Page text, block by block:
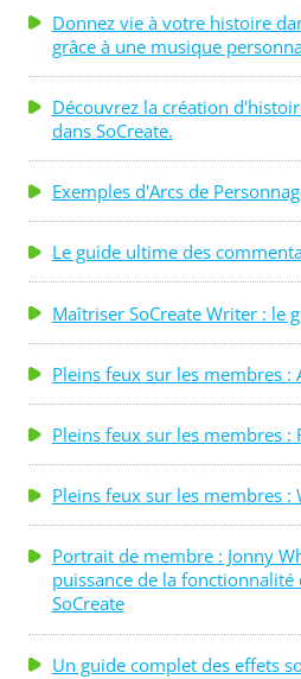
Donnez vie à votre histoire
grâce à une musique
Découvrez la création
dans SoCreate.
Exemples d'Arcs de
Le guide ultime des
Maîtriser SoCreate Writer : le
Pleins feux sur les membres :
Pleins feux sur les membres :
Pleins feux sur les membres :
Portrait de membre : Jonny
puissance de la
SoCreate
Un guide complet des effets